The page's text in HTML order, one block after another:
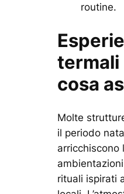
routine.
termali
cosa
Molte
il periodo
arricchiscono
rituali ispirati